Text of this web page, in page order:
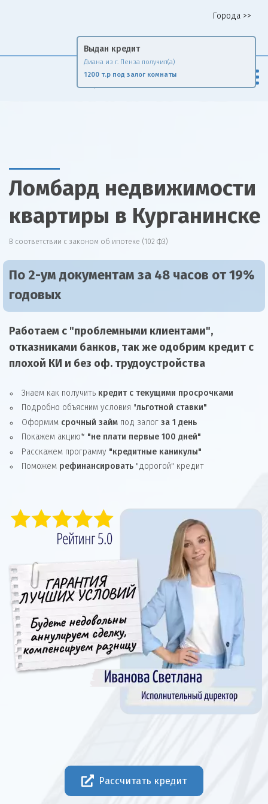
Города >>
FinRise
Ломбард недвижимости
квартиры в Курганинске
В соответствии с законом об ипотеке (102 ФЗ)
По 2-ум документам за 48 часов от 19%
годовых
Работаем с "проблемными клиентами",
отказниками банков, так же одобрим кредит с
плохой КИ и без оф. трудоустройства
Знаем как получить кредит с текущими просрочками
Подробно объясним условия "льготной ставки"
Оформим срочный займ под залог за 1 день
Покажем акцию* "не плати первые 100 дней"
Расскажем программу "кредитные каникулы"
Поможем рефинансировать "дорогой" кредит
Рассчитать кредит
Выдан кредит
Диана из г. Пенза получил(а)
1200 т.р под залог комнаты